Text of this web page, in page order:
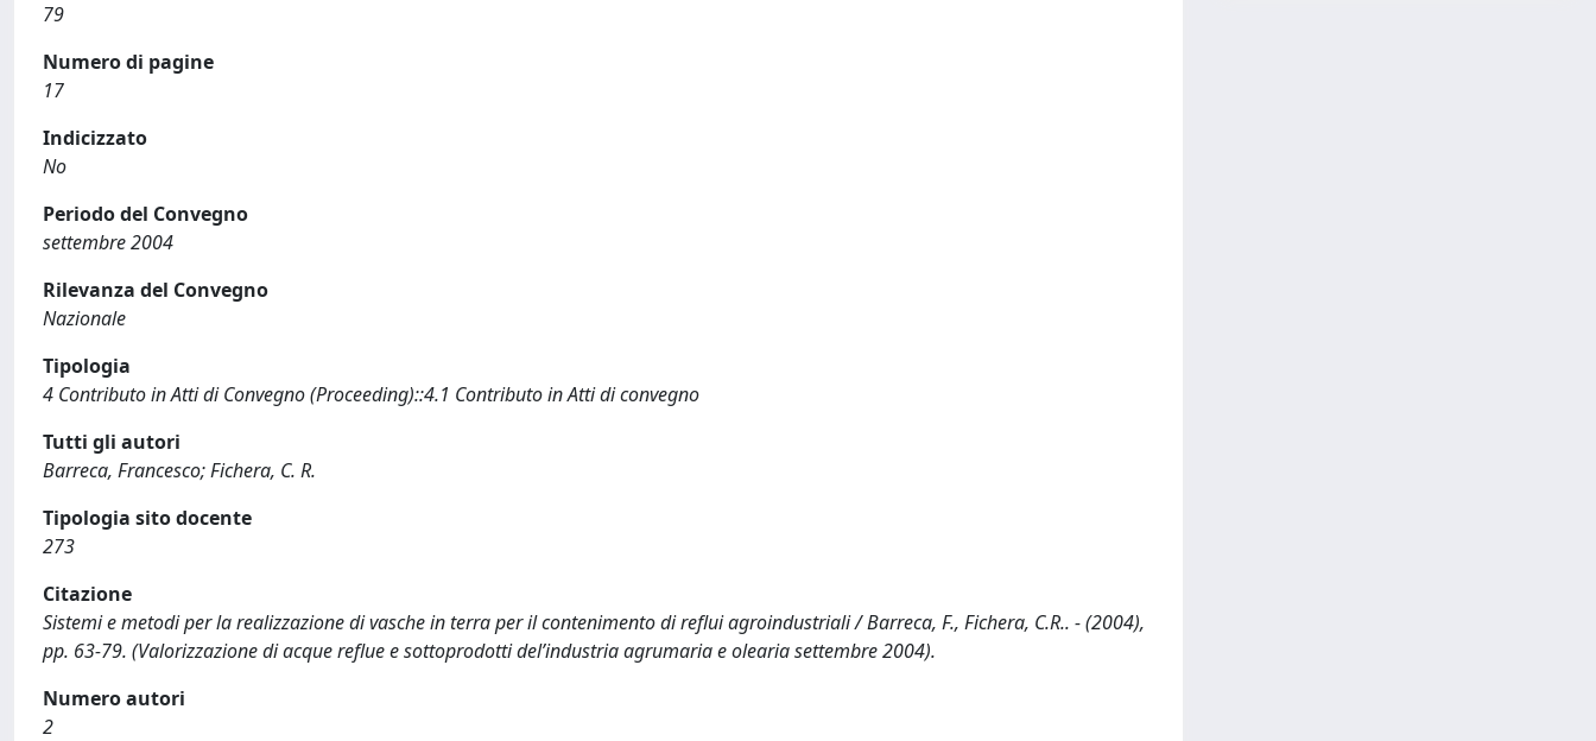
79
Numero di pagine
17
Indicizzato
No
Periodo del Convegno
settembre 2004
Rilevanza del Convegno
Nazionale
Tipologia
4 Contributo in Atti di Convegno (Proceeding)::4.1 Contributo in Atti di convegno
Tutti gli autori
Barreca, Francesco; Fichera, C. R.
Tipologia sito docente
273
Citazione
Sistemi e metodi per la realizzazione di vasche in terra per il contenimento di reflui agroindustriali / Barreca, F., Fichera, C.R.. - (2004),
pp. 63-79. (Valorizzazione di acque reflue e sottoprodotti del’industria agrumaria e olearia settembre 2004).
Numero autori
2